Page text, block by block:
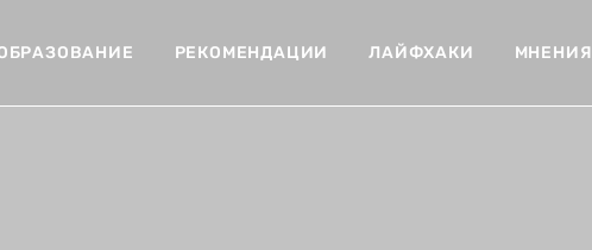
РЕКОМЕНДАЦИИ ЛАЙФХАКИ МНЕНИЯ